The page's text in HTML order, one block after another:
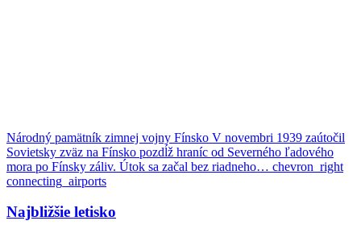
Národný pamätník zimnej vojny Fínsko V novembri 1939 zaútočil
Sovietsky zväz na Fínsko pozdĺž hraníc od Severného ľadového
mora po Fínsky záliv. Útok sa začal bez riadneho… chevron_right
connecting_airports
Najbližšie letisko